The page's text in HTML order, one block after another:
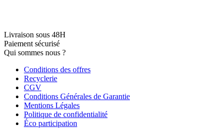
Livraison sous 48H
Paiement sécurisé
Qui sommes nous ?
Conditions des offres
Recyclerie
CGV
Conditions Générales de Garantie
Mentions Légales
Politique de confidentialité
Éco participation